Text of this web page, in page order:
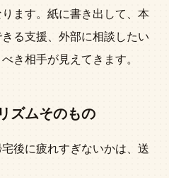
ます。紙に書き出して、本
る支援、外部に相談したい
き相手が見えてきます。
ズムそのもの
後に疲れすぎないかは、送